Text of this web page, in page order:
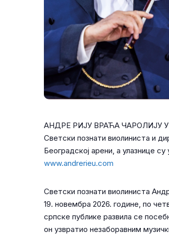
АНДРЕ РИЈУ ВРАЋА ЧАРОЛИЈУ
Светски познати виолиниста и
Београдској арени, а улазнице
www.andrerieu.com
Светски познати виолиниста
19. новембра 2026. године, по
српске публике развила се
он узвратио незаборавним